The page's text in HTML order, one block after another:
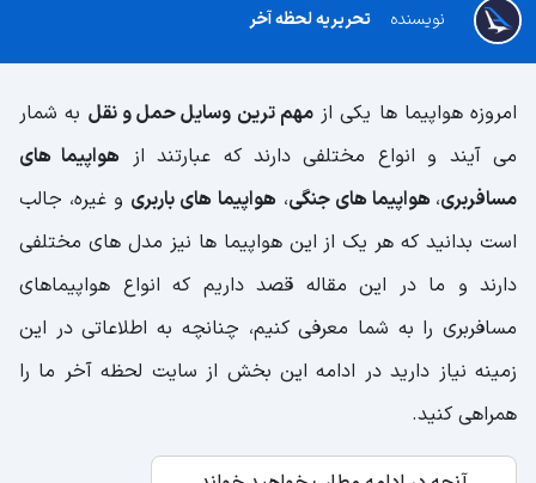
تحریریه لحظه آخر نویسنده
امروزه هواپیما ها یکی ازمهم ترین وسایل حمل و نقل به شمار
می آیند و انواع مختلفی دارند که عبارتند از هواپیما های
مسافربری، هواپیما های جنگی، هواپیما های باربری و غیره، جالب
است بدانید که هر یک از این هواپیما ها نیز مدل های مختلفی
دارند و ما در این مقاله قصد داریم که انواع هواپیماهای
مسافربری را به شما معرفی کنیم، چنانچه به اطلاعاتی در این
زمینه نیاز دارید در ادامه این بخش از سایت لحظه آخر ما را
همراهی کنید.